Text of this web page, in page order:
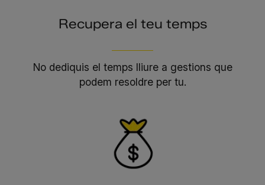
Recupera el teu temps
No dediquis el temps lliure a gestions que
podem resoldre per tu.